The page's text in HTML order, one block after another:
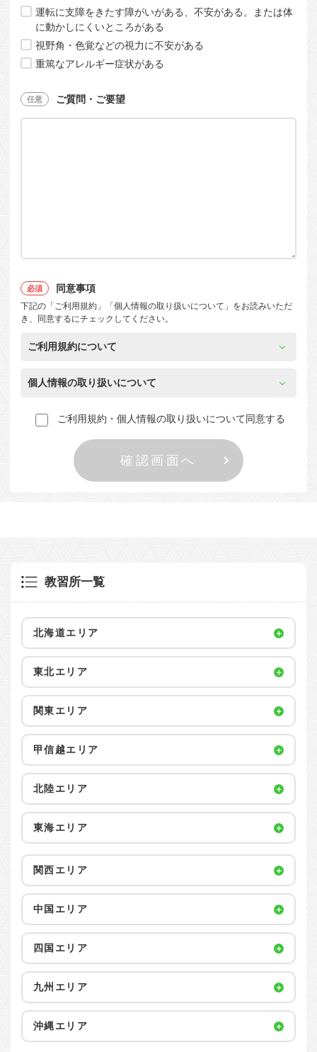
運転に支障をきたす障がいがある、不安がある。または体
に動かしにくいところがある
視野角・色覚などの視力に不安がある
重篤なアレルギー症状がある
ご質問・ご要望
同意事項
下記の「ご利用規約」「個人情報の取り扱いについて」をお読みいただ
き、同意するにチェックしてください。
ご利用規約について
個人情報の取り扱いについて
ご利用規約・個人情報の取り扱いについて同意する
教習所一覧
北海道エリア
東北エリア
関東エリア
甲信越エリア
北陸エリア
東海エリア
関西エリア
中国エリア
四国エリア
九州エリア
沖縄エリア